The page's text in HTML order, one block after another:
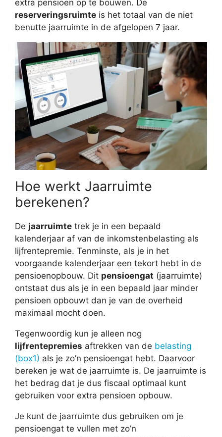
extra pensioen op te bouwen. De
reserveringsruimte is het totaal van de niet
benutte jaarruimte in de afgelopen 7 jaar.
Hoe werkt Jaarruimte
berekenen?
De jaarruimte trek je in een bepaald
kalenderjaar af van de inkomstenbelasting als
lijfrentepremie. Tenminste, als je in het
voorgaande kalenderjaar een tekort hebt in de
pensioenopbouw. Dit pensioengat (jaarruimte)
ontstaat dus als je in een bepaald jaar minder
pensioen opbouwt dan je van de overheid
maximaal mocht doen.
Tegenwoordig kun je alleen nog
lijfrentepremies aftrekken van de belasting
(box1) als je zo’n pensioengat hebt. Daarvoor
bereken je wat de jaarruimte is. De jaarruimte is
het bedrag dat je dus fiscaal optimaal kunt
gebruiken voor extra pensioen opbouw.
Je kunt de jaarruimte dus gebruiken om je
pensioengat te vullen met zo’n